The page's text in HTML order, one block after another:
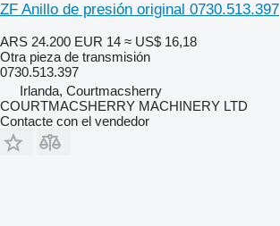
ZF Anillo de presión original 0730.513.397
ARS 24.200 EUR 14 ≈ US$ 16,18
Otra pieza de transmisión
0730.513.397
Irlanda, Courtmacsherry
COURTMACSHERRY MACHINERY LTD
Contacte con el vendedor